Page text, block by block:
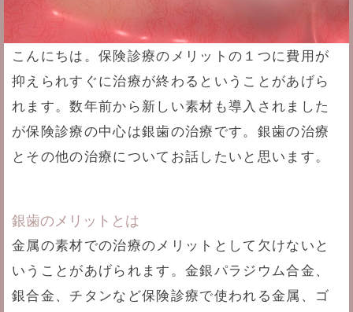
こんにちは。保険診療のメリットの１つに費用が
抑えられすぐに治療が終わるということがあげら
れます。数年前から新しい素材も導入されました
が保険診療の中心は銀歯の治療です。銀歯の治療
とその他の治療についてお話したいと思います。
銀歯のメリットとは
金属の素材での治療のメリットとして欠けないと
いうことがあげられます。金銀パラジウム合金、
銀合金、チタンなど保険診療で使われる金属、ゴ